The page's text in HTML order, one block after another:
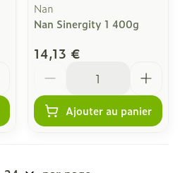
Nan
Nan Sinergity 1 400g
14,13 €
Ajouter au panier